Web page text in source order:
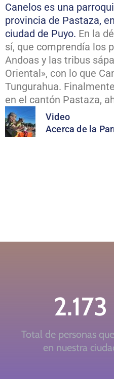
Canelos es una
provincia de Pastaza,
ciudad de Puyo. En la
sí, que comprendía los
Andoas y las tribus
Oriental», con lo que
Tungurahua.
en el cantón Pastaza,
Video
Acerca de la
Total de personas
en nuestra
2.173